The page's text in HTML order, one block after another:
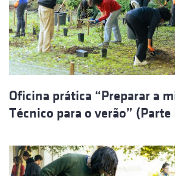
Oficina prática “Preparar a
Técnico para o verão” (Parte